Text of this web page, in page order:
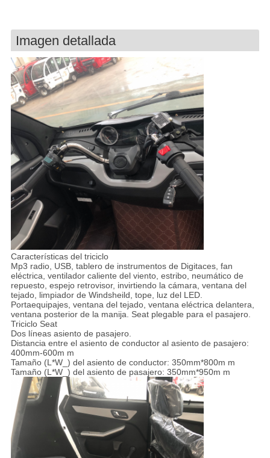
Imagen detallada
Características del triciclo
Mp3 radio, USB, tablero de instrumentos de Digitaces, fan
eléctrica, ventilador caliente del viento, estribo, neumático de
repuesto, espejo retrovisor, invirtiendo la cámara, ventana del
tejado, limpiador de Windsheild, tope, luz del LED.
Portaequipajes, ventana del tejado, ventana eléctrica delantera,
ventana posterior de la manija. Seat plegable para el pasajero.
Triciclo Seat
Dos líneas asiento de pasajero.
Distancia entre el asiento de conductor al asiento de pasajero:
400mm-600m m
Tamaño (L*W_) del asiento de conductor: 350mm*800m m
Tamaño (L*W_) del asiento de pasajero: 350mm*950m m